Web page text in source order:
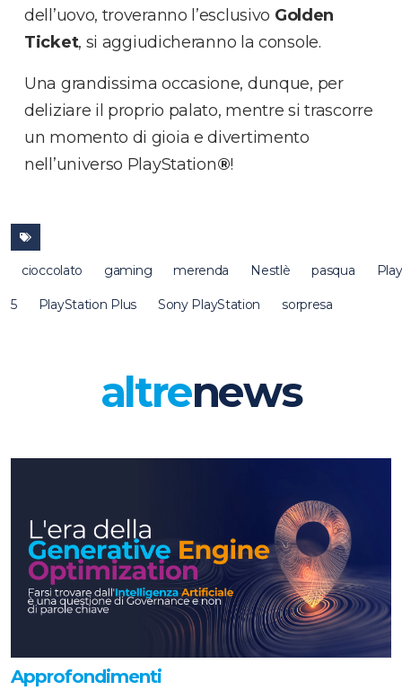
dell’uovo, troveranno l’esclusivo Golden
Ticket, si aggiudicheranno la console.
Una grandissima occasione, dunque, per
deliziare il proprio palato, mentre si trascorre
un momento di gioia e divertimento
nell’universo PlayStation®!
cioccolato gaming merenda Nestlè pasqua
5 PlayStation Plus Sony PlayStation sorpresa
altrenews
Approfondimenti